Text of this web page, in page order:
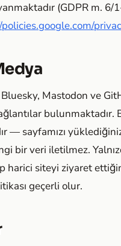
(GDPR m. 6/
Mastodon ve
bulunmaktadır.
— sayfamızı
bir veri iletilmez.
harici siteyi ziyaret
geçerli olur.